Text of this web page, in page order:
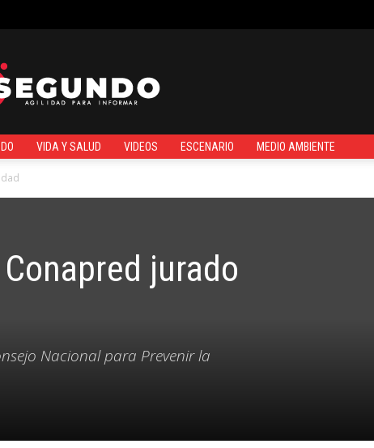
Segundo
VIDA Y SALUD VIDEOS ESCENARIO MEDIO AMBIENTE
jurado
Nacional para Prevenir la